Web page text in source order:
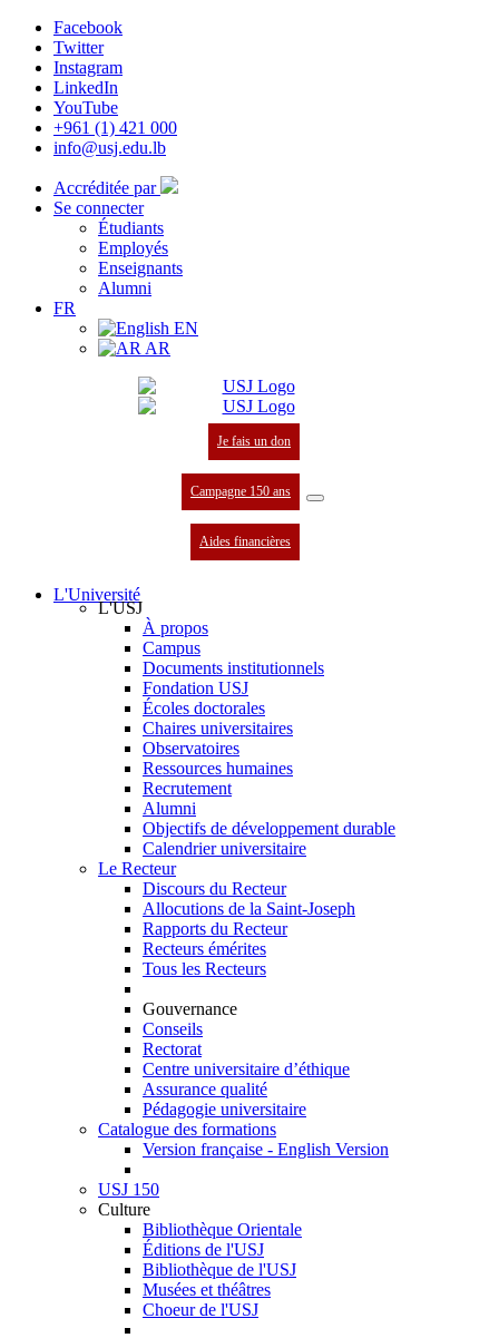
Facebook
Twitter
Instagram
LinkedIn
YouTube
+961 (1) 421 000
info@usj.edu.lb
Accréditée par
Se connecter
Étudiants
Employés
Enseignants
Alumni
FR
EN
AR
Je fais un don
Campagne 150 ans
Aides financières
L'Université
L'USJ
À propos
Campus
Documents institutionnels
Fondation USJ
Écoles doctorales
Chaires universitaires
Observatoires
Ressources humaines
Recrutement
Alumni
Objectifs de développement durable
Calendrier universitaire
Le Recteur
Discours du Recteur
Allocutions de la Saint-Joseph
Rapports du Recteur
Recteurs émérites
Tous les Recteurs
Gouvernance
Conseils
Rectorat
Centre universitaire d’éthique
Assurance qualité
Pédagogie universitaire
Catalogue des formations
Version française - English Version
USJ 150
Culture
Bibliothèque Orientale
Éditions de l'USJ
Bibliothèque de l'USJ
Musées et théâtres
Choeur de l'USJ